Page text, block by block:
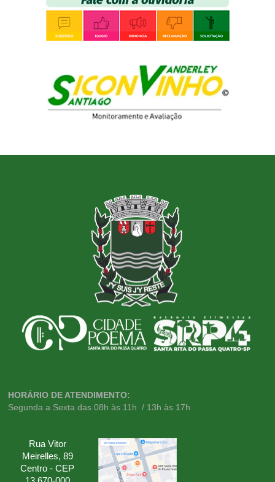
HORÁRIO DE ATENDIMENTO:
Segunda a Sexta das 08h às 11h / 13h às 17h
Rua Vitor
Meirelles, 89
Centro - CEP